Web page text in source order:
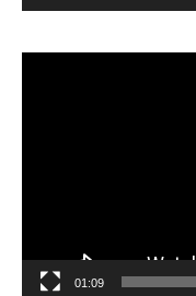
01:09